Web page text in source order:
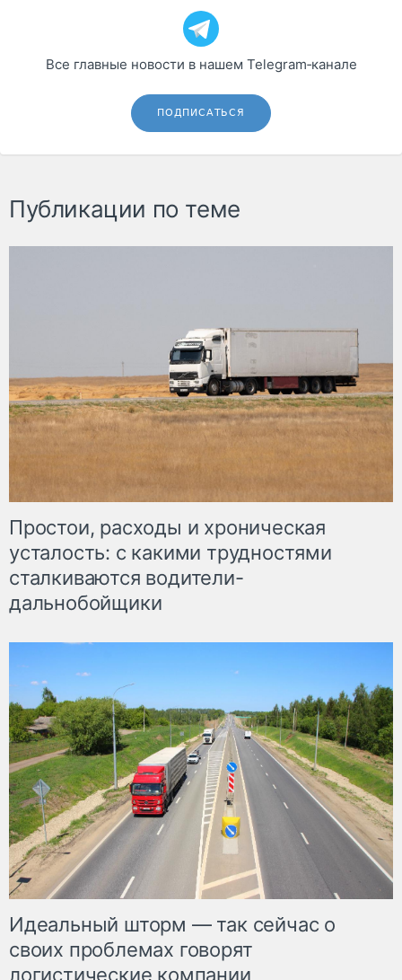
Все главные новости в нашем Telegram‑канале
ПОДПИСАТЬСЯ
Публикации по теме
Простои, расходы и хроническая
усталость: с какими трудностями
сталкиваются водители-
дальнобойщики
Идеальный шторм — так сейчас о
своих проблемах говорят
логистические компании